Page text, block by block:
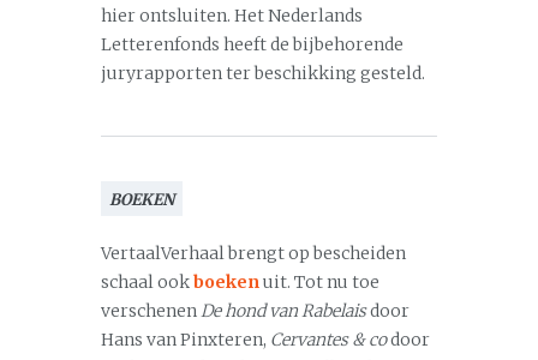
hier ontsluiten. Het Nederlands
Letterenfonds heeft de bijbehorende
juryrapporten ter beschikking gesteld.
BOEKEN
VertaalVerhaal brengt op bescheiden
schaal ookboekenuit. Tot nu toe
verschenenDe hond van Rabelaisdoor
Hans van Pinxteren, Cervantes & codoor